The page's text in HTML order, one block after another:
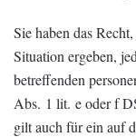
Sie haben das
Situation ergeben,
betreffenden
Abs. 1 lit. e oder f
gilt auch für ein auf